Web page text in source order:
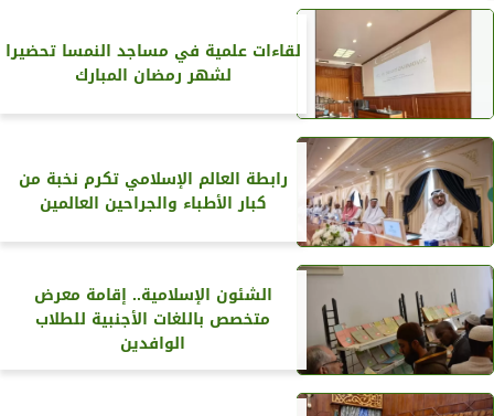
لقاءات علمية في مساجد النمسا تحضيرا
لشهر رمضان المبارك
رابطة العالم الإسلامي تكرم نخبة من
كبار الأطباء والجراحين العالمين
الشئون الإسلامية.. إقامة معرض
متخصص باللغات الأجنبية للطلاب
الوافدين